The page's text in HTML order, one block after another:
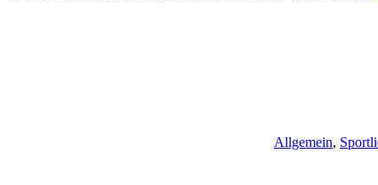
Allgemein,